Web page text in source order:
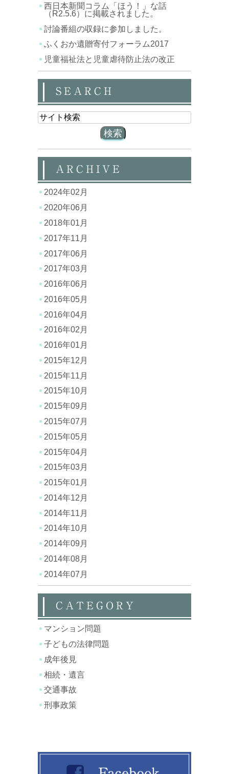
西日本新聞コラム「ほう！」な話
（R2.5.6）に掲載されました。
討論番組の収録に参加しました。
ふくおか遺贈寄付フォーラム2017
児童福祉法と児童虐待防止法の改正
SEARCH
ARCHIVE
2024年02月
2020年06月
2018年01月
2017年11月
2017年06月
2017年03月
2016年06月
2016年05月
2016年04月
2016年02月
2016年01月
2015年12月
2015年11月
2015年10月
2015年09月
2015年07月
2015年05月
2015年04月
2015年03月
2015年01月
2014年12月
2014年11月
2014年10月
2014年09月
2014年08月
2014年07月
CATEGORY
マンション問題
子どもの法律問題
成年後見
相続・遺言
交通事故
刑事政策